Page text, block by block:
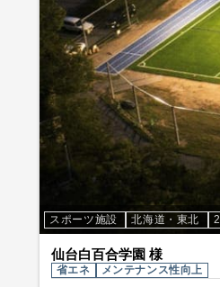
スポーツ施設 北海道・東北
仙台白百合学園 様
省エネ
メンテナンス性向上